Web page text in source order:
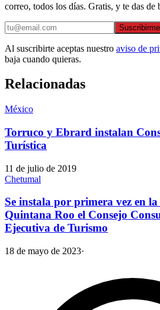
correo, todos los días. Gratis, y te das de
Suscribirme
Al suscribirte aceptas nuestro aviso de
baja cuando quieras.
Relacionadas
México
Torruco y Ebrard instalan
Turística
11 de julio de 2019
Chetumal
Se instala por primera vez en
Quintana Roo el Consejo
Ejecutiva de Turismo
18 de mayo de 2023·